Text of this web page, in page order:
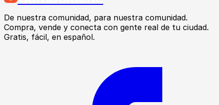
De nuestra comunidad, para nuestra comunidad.
Compra, vende y conecta con gente real de tu ciudad.
Gratis, fácil, en español.